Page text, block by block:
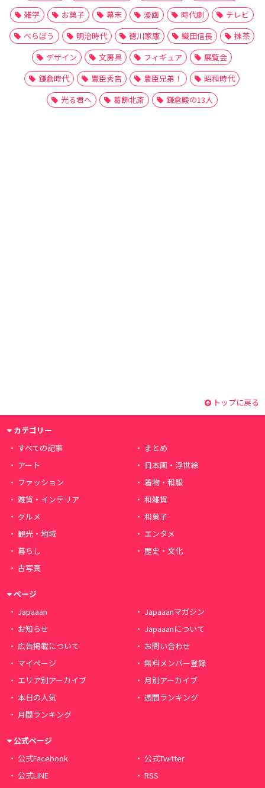
雑学
お菓子 幕末 漫画 時代劇
テレビ
べらぼう
明治時代 徳川家康 織田信長
抹茶
デザイン
文房具 フィギュア
展覧会
鎌倉時代
豊臣秀吉 豊臣兄弟！
昭和時代
光る君へ
葛飾北斎 鎌倉殿の13人
トップに戻る
カテゴリー
すべての記事
まとめ
アート
日本画・浮世絵
ファッション
着物・和服
雑貨・インテリア
和雑貨
グルメ
和菓子
観光・地域
エンタメ
暮らし
歴史・文化
古写真
ページ
Japaaan
Japaaanマガジン
お知らせ
Japaaanについて
広告掲載について
お問い合わせ
マイページ
無料メンバー登録
エリア別アーカイブ
月別アーカイブ
本日の人気
週間ランキング
月間ランキング
公式ページ
公式Facebook
公式Twitter
公式LINE
RSS